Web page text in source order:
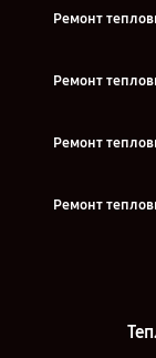
Ремонт
Ремонт
Ремонт
Ремонт
Ремонт